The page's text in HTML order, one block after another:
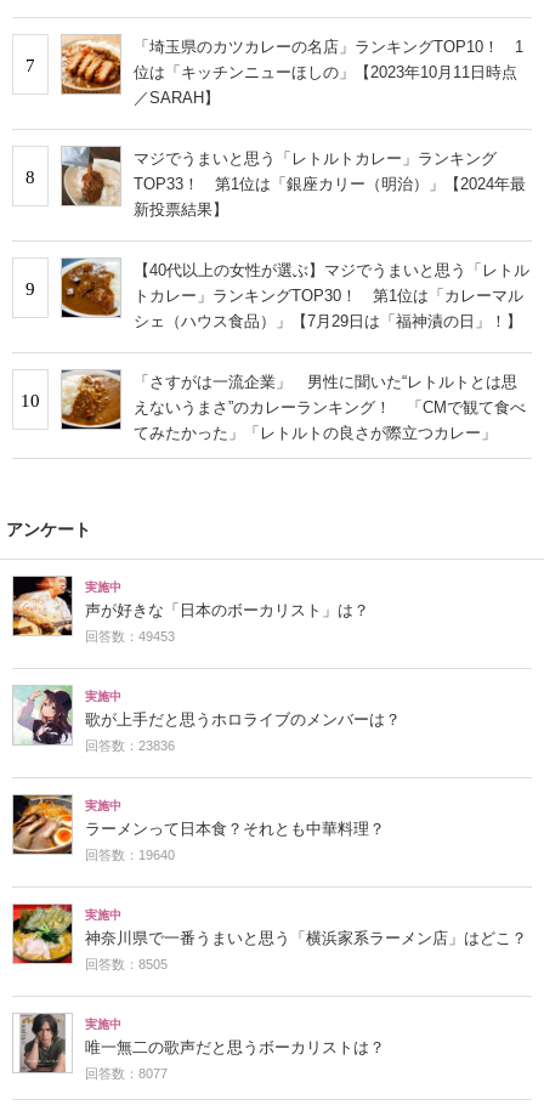
7
「埼玉県のカツカレーの名店」ランキングTOP10！ 1
位は「キッチンニューほしの」【2023年10月11日時点
／SARAH】
8
マジでうまいと思う「レトルトカレー」ランキング
TOP33！ 第1位は「銀座カリー（明治）」【2024年最
新投票結果】
9
【40代以上の女性が選ぶ】マジでうまいと思う「レトル
トカレー」ランキングTOP30！ 第1位は「カレーマル
シェ（ハウス食品）」【7月29日は「福神漬の日」！】
10
「さすがは一流企業」 男性に聞いた“レトルトとは思
えないうまさ”のカレーランキング！ 「CMで観て食べ
てみたかった」「レトルトの良さが際立つカレー」
アンケート
実施中
声が好きな「日本のボーカリスト」は？
回答数：49453
実施中
歌が上手だと思うホロライブのメンバーは？
回答数：23836
実施中
ラーメンって日本食？それとも中華料理？
回答数：19640
実施中
神奈川県で一番うまいと思う「横浜家系ラーメン店」はどこ？
回答数：8505
実施中
唯一無二の歌声だと思うボーカリストは？
回答数：8077